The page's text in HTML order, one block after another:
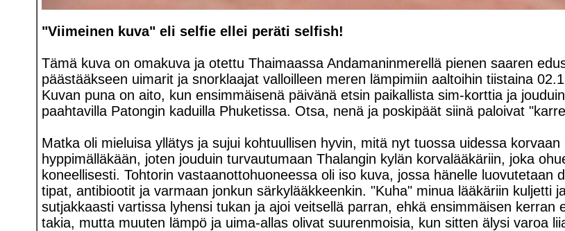
"Viimeinen kuva" eli selfie ellei peräti selfish!
Tämä kuva on omakuva ja otettu Thaimaassa Andamaninmerellä pienen saaren
päästääkseen uimarit ja snorklaajat valloilleen meren lämpimiin aaltoihin tiistaina
Kuvan puna on aito, kun ensimmäisenä päivänä etsin paikallista sim-korttia ja
paahtavilla Patongin kaduilla Phuketissa. Otsa, nenä ja poskipäät siinä paloivat
Matka oli mieluisa yllätys ja sujui kohtuullisen hyvin, mitä nyt tuossa uidessa
hyppimälläkään, joten jouduin turvautumaan Thalangin kylän korvalääkäriin, joka
koneellisesti. Tohtorin vastaanottohuoneessa oli iso kuva, jossa hänelle luovutetaan
tipat, antibiootit ja varmaan jonkun särkylääkkeenkin. "Kuha" minua lääkäriin kuljetti
sutjakkaasti vartissa lyhensi tukan ja ajoi veitsellä parran, ehkä ensimmäisen kerran
takia, mutta muuten lämpö ja uima-allas olivat suurenmoisia, kun sitten älysi varoa